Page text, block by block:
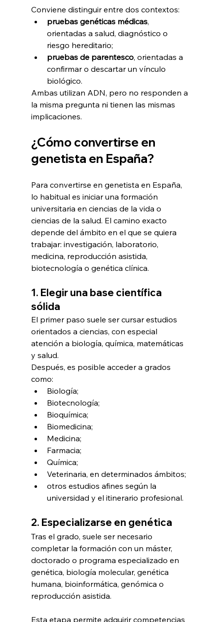
Conviene distinguir entre dos contextos:
pruebas genéticas médicas,
orientadas a salud, diagnóstico o
riesgo hereditario;
pruebas de parentesco, orientadas a
confirmar o descartar un vínculo
biológico.
Ambas utilizan ADN, pero no responden a
la misma pregunta ni tienen las mismas
implicaciones.
¿Cómo convertirse en
genetista en España?
Para convertirse en genetista en España,
lo habitual es iniciar una formación
universitaria en ciencias de la vida o
ciencias de la salud. El camino exacto
depende del ámbito en el que se quiera
trabajar: investigación, laboratorio,
medicina, reproducción asistida,
biotecnología o genética clínica.
1. Elegir una base científica
sólida
El primer paso suele ser cursar estudios
orientados a ciencias, con especial
atención a biología, química, matemáticas
y salud.
Después, es posible acceder a grados
como:
Biología;
Biotecnología;
Bioquímica;
Biomedicina;
Medicina;
Farmacia;
Química;
Veterinaria, en determinados ámbitos;
otros estudios afines según la
universidad y el itinerario profesional.
2. Especializarse en genética
Tras el grado, suele ser necesario
completar la formación con un máster,
doctorado o programa especializado en
genética, biología molecular, genética
humana, bioinformática, genómica o
reproducción asistida.
Esta etapa permite adquirir competencias